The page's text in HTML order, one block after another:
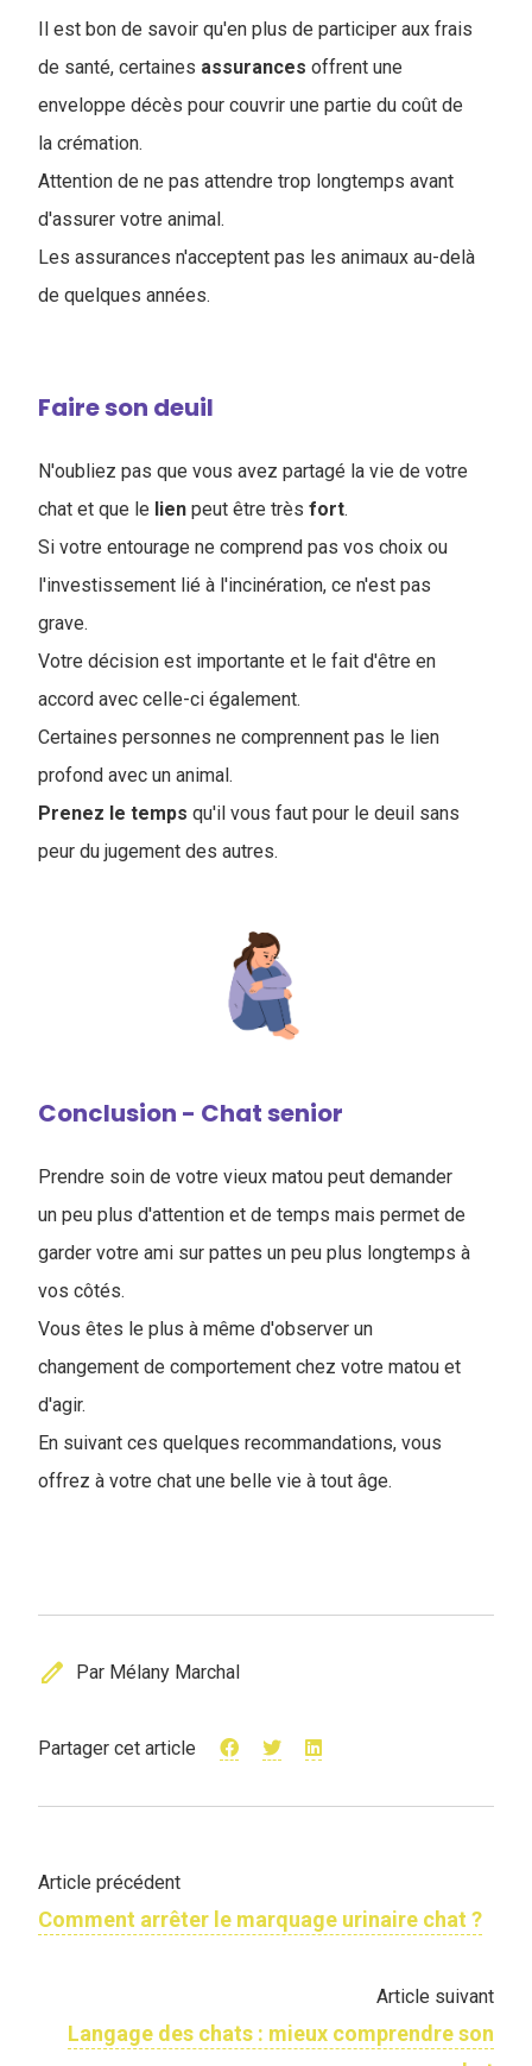
Il est bon de savoir qu'en plus de participer aux frais
de santé, certaines assurances offrent une
enveloppe décès pour couvrir une partie du coût de
la crémation.
Attention de ne pas attendre trop longtemps avant
d'assurer votre animal.
Les assurances n'acceptent pas les animaux au-delà
de quelques années.
Faire son deuil
N'oubliez pas que vous avez partagé la vie de votre
chat et que le lien peut être très fort.
Si votre entourage ne comprend pas vos choix ou
l'investissement lié à l'incinération, ce n'est pas
grave.
Votre décision est importante et le fait d'être en
accord avec celle-ci également.
Certaines personnes ne comprennent pas le lien
profond avec un animal.
Prenez le temps qu'il vous faut pour le deuil sans
peur du jugement des autres.
Conclusion - Chat senior
Prendre soin de votre vieux matou peut demander
un peu plus d'attention et de temps mais permet de
garder votre ami sur pattes un peu plus longtemps à
vos côtés.
Vous êtes le plus à même d'observer un
changement de comportement chez votre matou et
d'agir.
En suivant ces quelques recommandations, vous
offrez à votre chat une belle vie à tout âge.
edit Par Mélany Marchal
Partager cet article
Article précédent
Comment arrêter le marquage urinaire chat ?
Article suivant
Langage des chats : mieux comprendre son